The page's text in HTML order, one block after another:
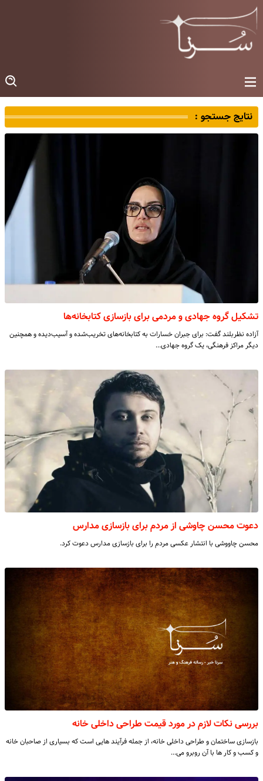
نتایج جستجو :
تشکیل گروه جهادی و مردمی برای بازسازی کتابخانه‌ها
آزاده نظربلند گفت: برای جبران خسارات به کتابخانه‌های تخریب‌شده و آسیب‌دیده و همچنین
دیگر مراکز فرهنگی، یک گروه جهادی…
دعوت محسن چاوشی از مردم برای بازسازی مدارس
محسن چاووشی با انتشار عکسی مردم را برای بازسازی مدارس دعوت کرد.
بررسی نکات لازم در مورد قیمت طراحی داخلی خانه
بازسازی ساختمان و طراحی داخلی خانه، از جمله فرآیند هایی است که بسیاری از صاحبان خانه
و کسب ‌و کار ها با آن روبرو می…